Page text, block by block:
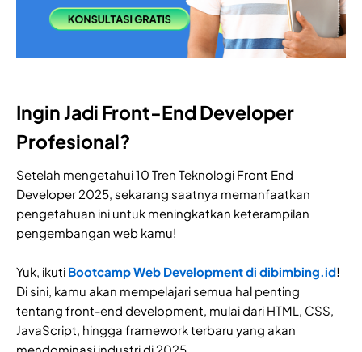
Ingin Jadi Front-End Developer
Profesional?
Setelah mengetahui 10 Tren Teknologi Front End
Developer 2025, sekarang saatnya memanfaatkan
pengetahuan ini untuk meningkatkan keterampilan
pengembangan web kamu!
Yuk, ikuti Bootcamp Web Development di dibimbing.id!
Di sini, kamu akan mempelajari semua hal penting
tentang front-end development, mulai dari HTML, CSS,
JavaScript, hingga framework terbaru yang akan
mendominasi industri di 2025.